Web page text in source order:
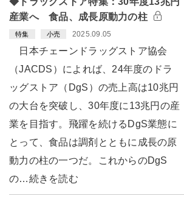
産業へ 食品、成長原動力の柱
特集 小売 2025.09.05
日本チェーンドラッグストア協会
（JACDS）によれば、24年度のドラ
ッグストア（DgS）の売上高は10兆円
の大台を突破し、30年度に13兆円の産
業を目指す。飛躍を続けるDgS業態に
とって、食品は調剤とともに成長の原
動力の柱の一つだ。これからのDgS
の…続きを読む